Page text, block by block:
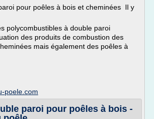
pour poêles à bois et cheminées Il y
polycombustibles à double paroi
des produits de combustion des
mais également des poêles à
poele.com
paroi pour poêles à bois -